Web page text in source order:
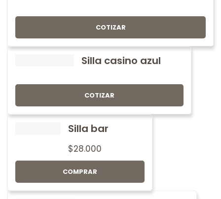
COTIZAR
Silla casino azul
COTIZAR
Silla bar
$28.000
COMPRAR